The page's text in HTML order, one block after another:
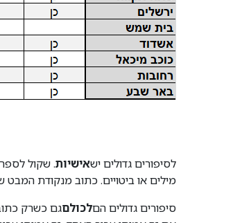
לסיפורים גדולים ישאישיות. שקול לספר
מילים או ביטויים. כתוב מנקודת
סיפורים גדולים הםלכולםגם כשרק